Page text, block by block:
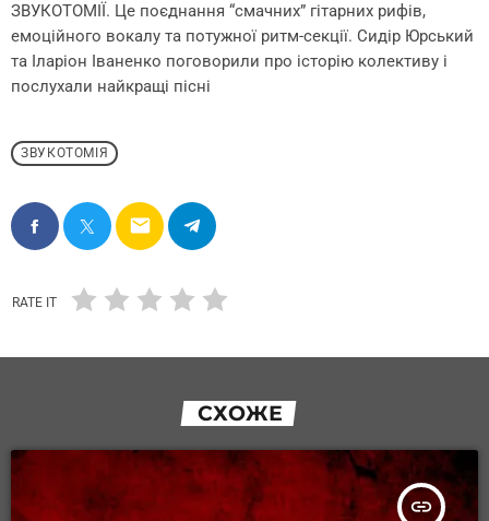
ЗВУКОТОМІЇ. Це поєднання “смачних” гітарних рифів,
емоційного вокалу та потужної ритм-секції. Сидір Юрський
та Іларіон Іваненко поговорили про історію колективу і
послухали найкращі пісні
ЗВУКОТОМІЯ
email
RATE IT
СХОЖЕ
insert_link